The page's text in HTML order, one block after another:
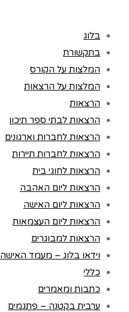
בלוג
בתקשורת
המלצות על הקורס
המלצות על הרצאות
הרצאות
הרצאות לבתי ספר תיכון
הרצאות לחברות וארגונים
הרצאות לחברות תיירות
הרצאות לחוגי בית
הרצאות ליום האהבה
הרצאות ליום האישה
הרצאות ליום העצמאות
הרצאות למבוגרים
וידאו בלוג – מעמד האישה
כללי
כתבות ומאמרים
ערבית בקטנה – פתגמים